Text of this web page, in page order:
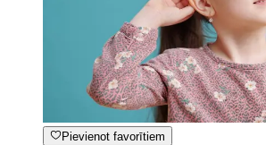
Pievienot favorītiem